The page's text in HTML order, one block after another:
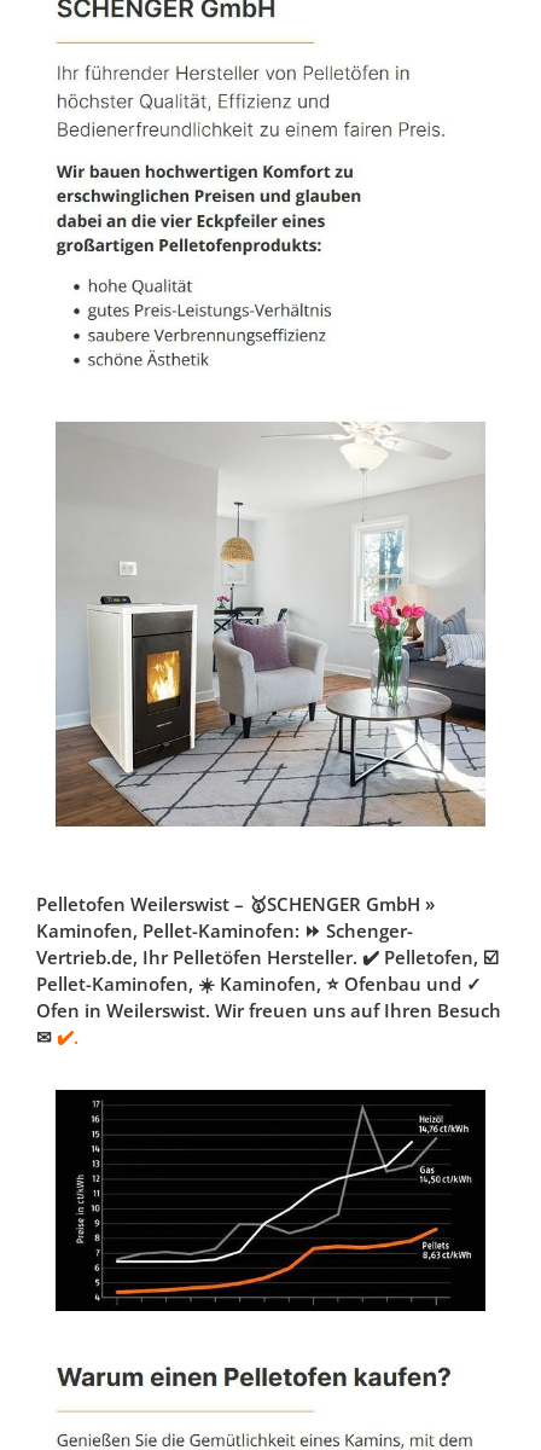
Pelletofen Weilerswist – 🥇SCHENGER GmbH »
Kaminofen, Pellet-Kaminofen: ⏩ Schenger-
Vertrieb.de, Ihr Pelletöfen Hersteller. ✔️ Pelletofen, ☑️
Pellet-Kaminofen, ☀️ Kaminofen, ⭐ Ofenbau und ✓
Ofen in Weilerswist. Wir freuen uns auf Ihren Besuch
✉ ✔️.